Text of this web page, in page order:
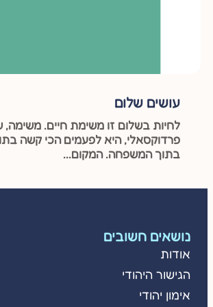
עושים שלום
לחיות בשלום זו משימת חיים. משימה,
פרדוקסאלי, היא לפעמים הכי קשה
בתוך המשפחה. המקום...
נושאים חשובים
אודות
הגישור היהודי
אימון יהודי